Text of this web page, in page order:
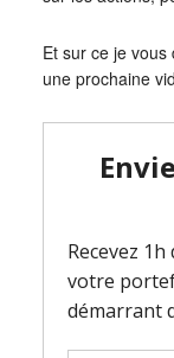
Et sur ce je
une prochaine